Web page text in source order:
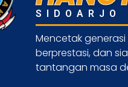
SIDOARJO
Mencetak generasi
berprestasi, dan
tantangan masa